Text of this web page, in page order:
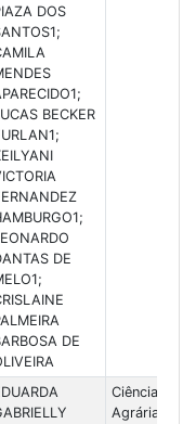
DOS
BECKER
DE
DE
Ciências
Agrárias